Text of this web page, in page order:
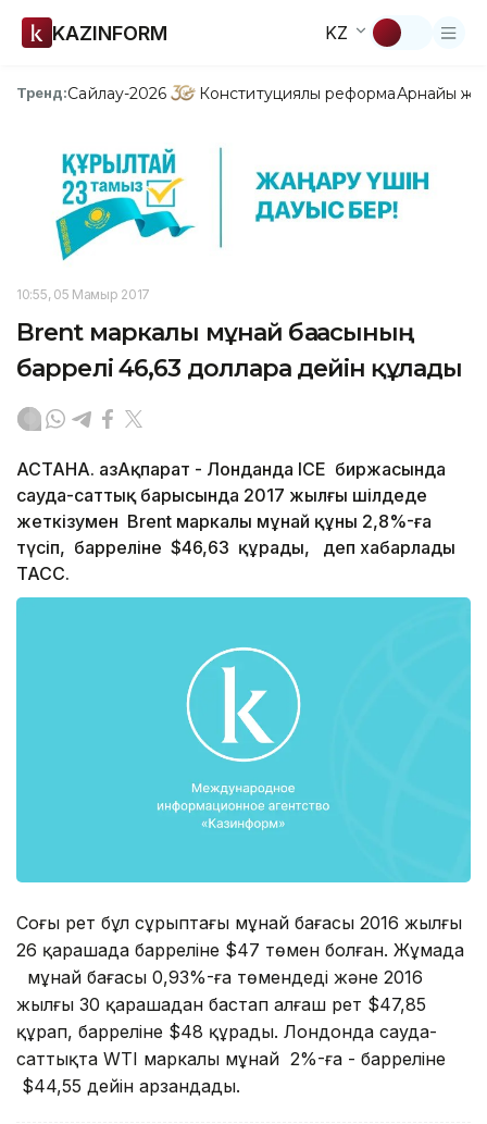
KAZINFORM KZ
Тренд:Сайлау-2026 Конституциялық реформаАрнайы
10:55, 05 Мамыр 2017
Brent маркалы мұнай бағасының
баррелі 46,63 долларға дейін құлады
АСТАНА. ҚазАқпарат - Лонданда ICE биржасында
сауда-саттық барысында 2017 жылғы шілдеде
жеткізумен Brent маркалы мұнай құны 2,8%-ға
түсіп, барреліне $46,63 құрады, деп хабарлады
ТАСС.
Соңғы рет бұл сұрыптағы мұнай бағасы 2016 жылғы
26 қарашада барреліне $47 төмен болған. Жұмада
мұнай бағасы 0,93%-ға төмендеді және 2016
жылғы 30 қарашадан бастап алғаш рет $47,85
құрап, барреліне $48 құрады. Лондонда сауда-
саттықта WTI маркалы мұнай 2%-ға - барреліне
$44,55 дейін арзандады.